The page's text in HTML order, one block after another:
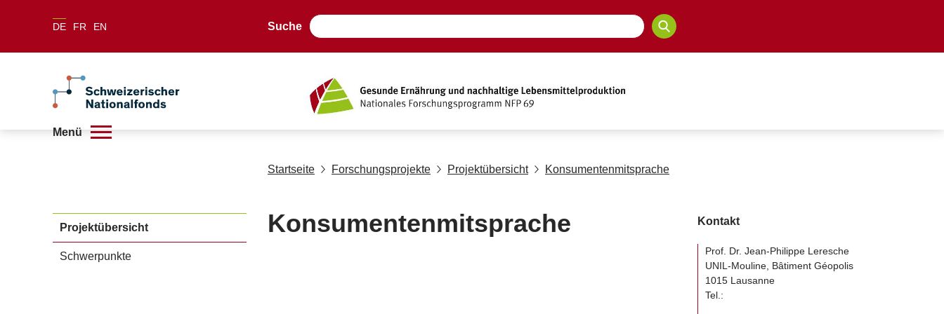
DE FR EN Suche
Menü
Startseite Forschungsprojekte Projektübersicht Konsumentenmitsprache
Projektübersicht
Schwerpunkte
Konsumentenmitsprache Kontakt
Prof. Dr. Jean-Philippe Leresche
UNIL-Mouline, Bâtiment Géopolis
1015 Lausanne
Tel.: